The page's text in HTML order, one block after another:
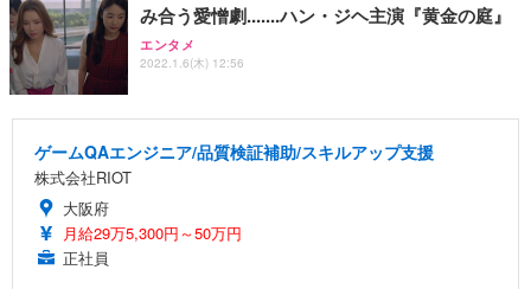
み合う愛憎劇.......ハン・ジヘ主演『黄金の庭』
エンタメ
2022.1.6(木) 12:56
ゲームQAエンジニア/品質検証補助/スキルアップ支援
株式会社RIOT
大阪府
月給29万5,300円～50万円
正社員